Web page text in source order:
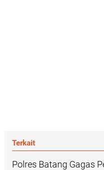
Terkait
Polres Batang Gagas